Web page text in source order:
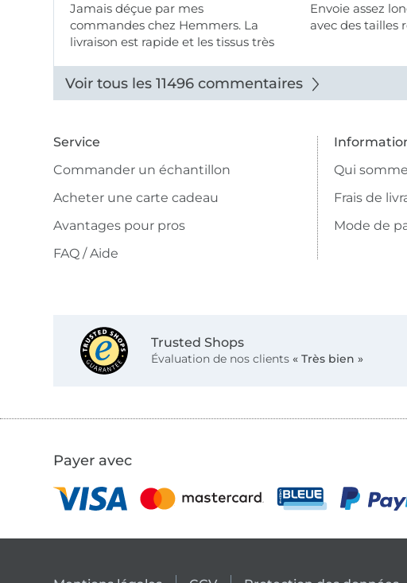
Jamais déçue par mes
commandes chez Hemmers. La
livraison est rapide et les tissus très
Envoie assez
avec des tailles
Voir tous les 11496 commentaires
Service
Commander un échantillon
Acheter une carte cadeau
Avantages pour pros
FAQ / Aide
Qui
Frais de
Mode de
Trusted Shops
Évaluation de nos clients « Très bien »
Payer avec